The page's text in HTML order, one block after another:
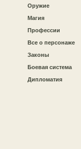
Оружие
Магия
Профессии
Все о персонаже
Законы
Боевая система
Дипломатия